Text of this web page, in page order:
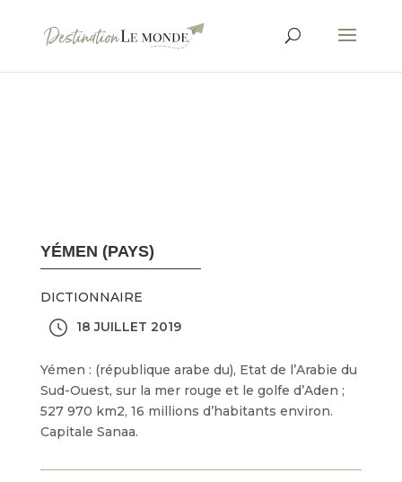
YÉMEN (PAYS)
DICTIONNAIRE
18 JUILLET 2019
Yémen : (république arabe du), Etat de l’Arabie du
Sud-Ouest, sur la mer rouge et le golfe d’Aden ;
527 970 km2, 16 millions d’habitants environ.
Capitale Sanaa.